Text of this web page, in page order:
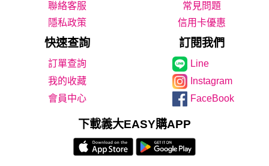
聯絡客服
常見問題
隱私政策
信用卡優惠
快速查詢 訂閱我們
Line
我的收藏
Instagram
會員中心
FaceBook
下載義大EASY購APP